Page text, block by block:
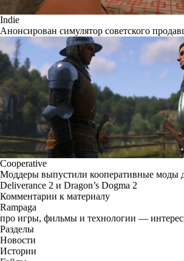
Indie
Анонсирован симулятор советского
Cooperative
Моддеры выпустили кооперативные моды
Deliverance 2 и Dragon’s Dogma 2
Комментарии к материалу
Rampaga
про игры, фильмы и технологии —
Разделы
Новости
Истории